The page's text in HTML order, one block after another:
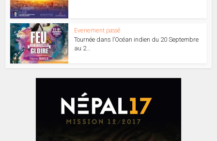
Evenement passé
Tournée dans l’Océan indien du 20 Septembre
au 2...